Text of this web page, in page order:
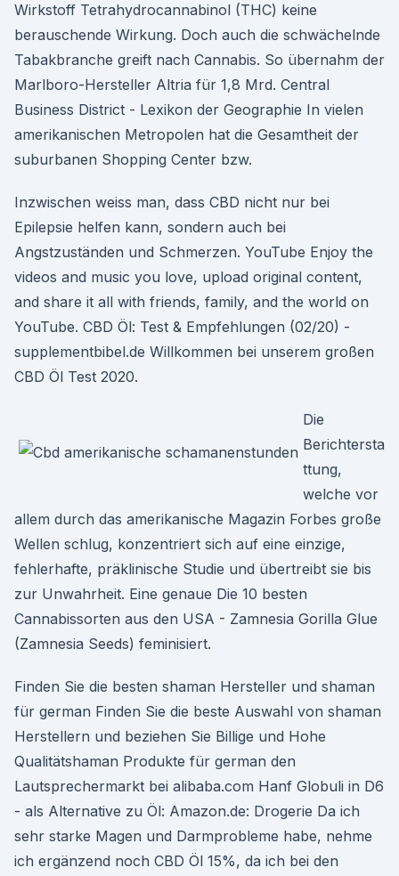
Wirkstoff Tetrahydrocannabinol (THC) keine
berauschende Wirkung. Doch auch die schwächelnde
Tabakbranche greift nach Cannabis. So übernahm der
Marlboro-Hersteller Altria für 1,8 Mrd. Central
Business District - Lexikon der Geographie In vielen
amerikanischen Metropolen hat die Gesamtheit der
suburbanen Shopping Center bzw.
Inzwischen weiss man, dass CBD nicht nur bei
Epilepsie helfen kann, sondern auch bei
Angstzuständen und Schmerzen. YouTube Enjoy the
videos and music you love, upload original content,
and share it all with friends, family, and the world on
YouTube. CBD Öl: Test & Empfehlungen (02/20) -
supplementbibel.de Willkommen bei unserem großen
CBD Öl Test 2020.
Die
Berichtersta
ttung,
welche vor
allem durch das amerikanische Magazin Forbes große
Wellen schlug, konzentriert sich auf eine einzige,
fehlerhafte, präklinische Studie und übertreibt sie bis
zur Unwahrheit. Eine genaue Die 10 besten
Cannabissorten aus den USA - Zamnesia Gorilla Glue
(Zamnesia Seeds) feminisiert.
Finden Sie die besten shaman Hersteller und shaman
für german Finden Sie die beste Auswahl von shaman
Herstellern und beziehen Sie Billige und Hohe
Qualitätshaman Produkte für german den
Lautsprechermarkt bei alibaba.com Hanf Globuli in D6
- als Alternative zu Öl: Amazon.de: Drogerie Da ich
sehr starke Magen und Darmprobleme habe, nehme
ich ergänzend noch CBD Öl 15%, da ich bei den